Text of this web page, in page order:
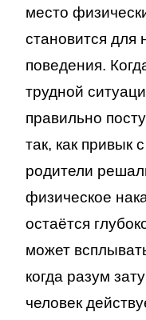
место
становится
поведения.
трудной
правильно
так, как привык
родители
физическое
остаётся
может
когда разум
человек